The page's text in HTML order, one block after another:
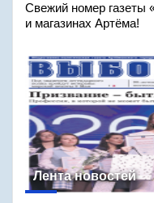
Свежий номер газеты
и магазинах Артёма!
Лента новостей